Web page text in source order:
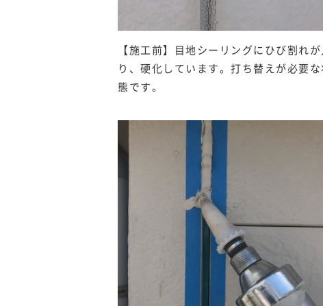
【施工前】目地シーリングにひび割れが
り、硬化しています。打ち替えが必要な
態です。